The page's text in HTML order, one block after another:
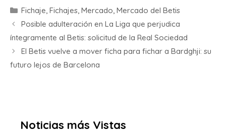
Fichaje, Fichajes, Mercado, Mercado del Betis
Posible adulteración en La Liga que perjudica
íntegramente al Betis: solicitud de la Real Sociedad
El Betis vuelve a mover ficha para fichar a Bardghji: su
futuro lejos de Barcelona
Noticias más Vistas